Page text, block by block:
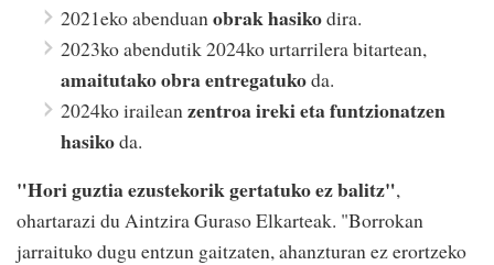
2021eko abenduan obrak hasikodira.
2023ko abendutik 2024ko urtarrilera bitartean,
amaitutako obra entregatukoda.
2024ko irailean zentroa ireki eta funtzionatzen
hasikoda.
"Hori guztia ezustekorik gertatuko ez balitz",
ohartarazi du Aintzira Guraso Elkarteak. "Borrokan
jarraituko dugu entzun gaitzaten, ahanzturan ez erortzeko